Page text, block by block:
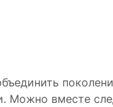
Можно вместе